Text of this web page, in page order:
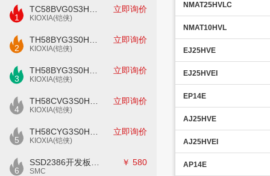
1 KIOXIA(铠侠)
立即询价
2 KIOXIA(铠侠)
立即询价
3 KIOXIA(铠侠)
立即询价
4 KIOXIA(铠侠)
立即询价
5 KIOXIA(铠侠)
立即询价
6 SMC
￥ 580
NMAT25HVLC
NMAT10HVL
EJ25HVE
EJ25HVEI
EP14E
AJ25HVE
AJ25HVEI
AP14E